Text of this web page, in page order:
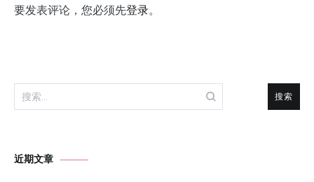
要发表评论，您必须先登录。
搜
索：
近期文章